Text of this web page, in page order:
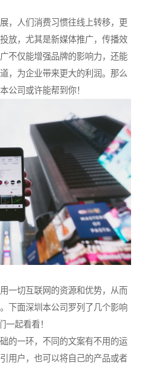
，人们消费习惯往线上转移，更
放，尤其是新媒体推广，传播效
不仅能增强品牌的影响力，还能
，为企业带来更大的利润。那么
公司或许能帮到你！
一切互联网的资源和优势，从而
下面深圳本公司罗列了几个影响
一起看看！
的一环，不同的文案有不用的运
用户，也可以将自己的产品或者